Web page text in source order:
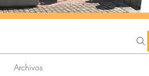
Archivos